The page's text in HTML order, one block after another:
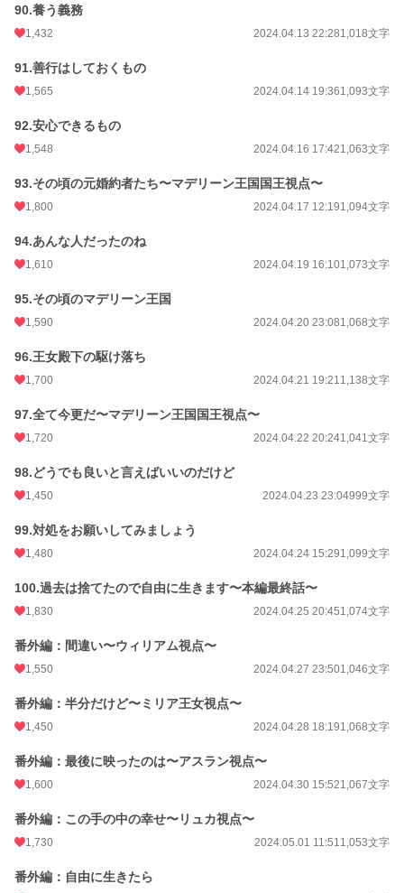
90.養う義務
1,432 2024.04.13 22:281,018文字
91.善行はしておくもの
1,565 2024.04.14 19:361,093文字
92.安心できるもの
1,548 2024.04.16 17:421,063文字
93.その頃の元婚約者たち〜マデリーン王国国王視点〜
1,800 2024.04.17 12:191,094文字
94.あんな人だったのね
1,610 2024.04.19 16:101,073文字
95.その頃のマデリーン王国
1,590 2024.04.20 23:081,068文字
96.王女殿下の駆け落ち
1,700 2024.04.21 19:211,138文字
97.全て今更だ〜マデリーン王国国王視点〜
1,720 2024.04.22 20:241,041文字
98.どうでも良いと言えばいいのだけど
1,450 2024.04.23 23:04999文字
99.対処をお願いしてみましょう
1,480 2024.04.24 15:291,099文字
100.過去は捨てたので自由に生きます〜本編最終話〜
1,830 2024.04.25 20:451,074文字
番外編：間違い〜ウィリアム視点〜
1,550 2024.04.27 23:501,046文字
番外編：半分だけど〜ミリア王女視点〜
1,450 2024.04.28 18:191,068文字
番外編：最後に映ったのは〜アスラン視点〜
1,600 2024.04.30 15:521,067文字
番外編：この手の中の幸せ〜リュカ視点〜
1,730 2024.05.01 11:511,053文字
番外編：自由に生きたら